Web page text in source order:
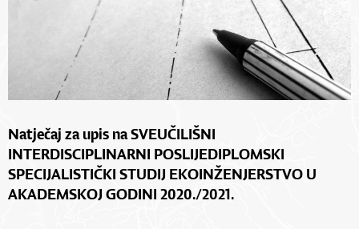
Natječaj za upis na SVEUČILIŠNI
INTERDISCIPLINARNI POSLIJEDIPLOMSKI
SPECIJALISTIČKI STUDIJ EKOINŽENJERSTVO U
AKADEMSKOJ GODINI 2020./2021.